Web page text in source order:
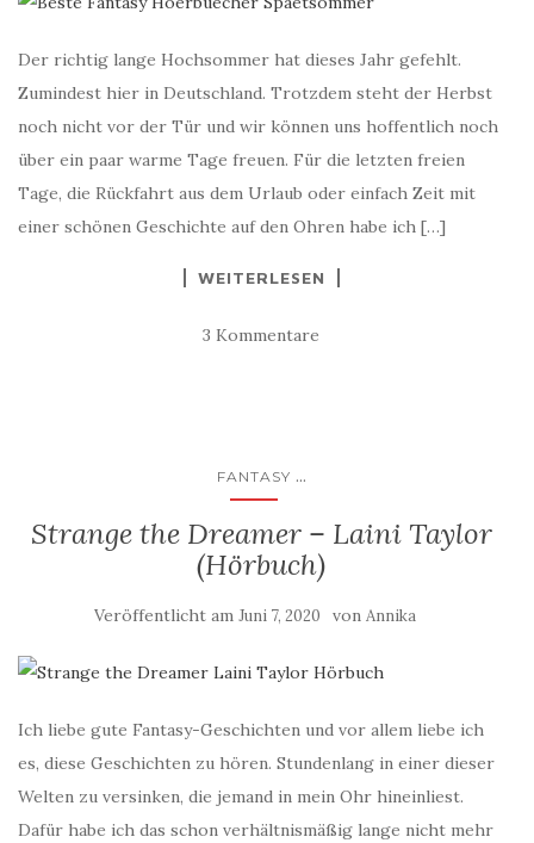
Der richtig lange Hochsommer hat dieses Jahr gefehlt.
Zumindest hier in Deutschland. Trotzdem steht der Herbst
noch nicht vor der Tür und wir können uns hoffentlich noch
über ein paar warme Tage freuen. Für die letzten freien
Tage, die Rückfahrt aus dem Urlaub oder einfach Zeit mit
einer schönen Geschichte auf den Ohren habe ich […]
WEITERLESEN
3 Kommentare
FANTASY ...
Strange the Dreamer – Laini Taylor
(Hörbuch)
Veröffentlicht am Juni 7, 2020 von Annika
Ich liebe gute Fantasy-Geschichten und vor allem liebe ich
es, diese Geschichten zu hören. Stundenlang in einer dieser
Welten zu versinken, die jemand in mein Ohr hineinliest.
Dafür habe ich das schon verhältnismäßig lange nicht mehr